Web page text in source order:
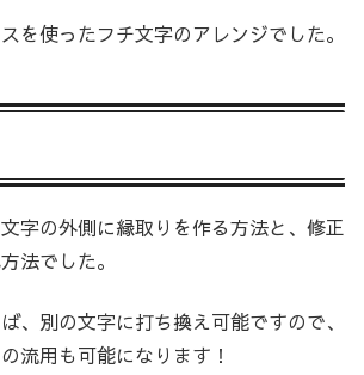
を使ったフチ文字のアレンジでした。
字の外側に縁取りを作る方法と、修正
法でした。
、別の文字に打ち換え可能ですので、
流用も可能になります！